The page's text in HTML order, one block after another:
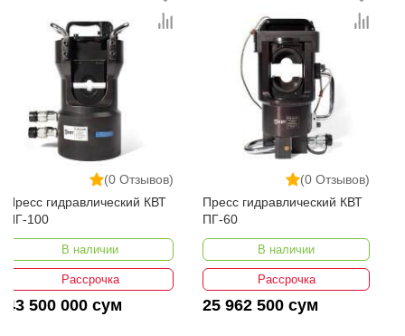
(0 Отзывов)
Пресс гидравлический КВТ
ПГ-100
В наличии
Рассрочка
43 500 000 сум
(0 Отзывов)
Пресс гидравлический КВТ
ПГ-60
В наличии
Рассрочка
25 962 500 сум